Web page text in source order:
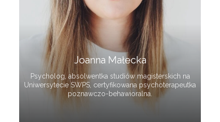
Joanna Małecka
Psycholog, absolwentka studiów magisterskich na
Uniwersytecie SWPS, certyfikowana psychoterapeutka
poznawczo-behawioralna.